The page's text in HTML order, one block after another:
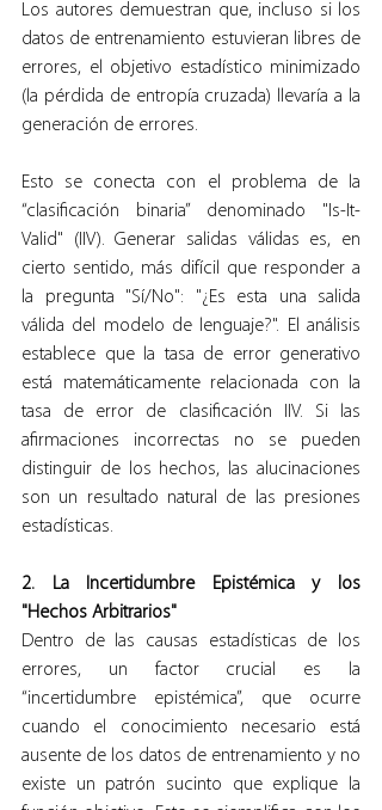
Los autores demuestran que, incluso si los
datos de entrenamiento estuvieran libres de
errores, el objetivo estadístico minimizado
(la pérdida de entropía cruzada) llevaría a la
generación de errores.
Esto se conecta con el problema de la
“clasificación binaria” denominado "Is-It-
Valid" (IIV). Generar salidas válidas es, en
cierto sentido, más difícil que responder a
la pregunta "Sí/No": "¿Es esta una salida
válida del modelo de lenguaje?". El análisis
establece que la tasa de error generativo
está matemáticamente relacionada con la
tasa de error de clasificación IIV. Si las
afirmaciones incorrectas no se pueden
distinguir de los hechos, las alucinaciones
son un resultado natural de las presiones
estadísticas.
2. La Incertidumbre Epistémica y los
"Hechos Arbitrarios"
Dentro de las causas estadísticas de los
errores, un factor crucial es la
“incertidumbre epistémica”, que ocurre
cuando el conocimiento necesario está
ausente de los datos de entrenamiento y no
existe un patrón sucinto que explique la